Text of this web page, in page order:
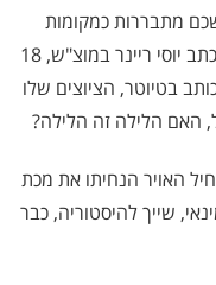
מתבררות כמקומות
הבטוחים ביותר בפני מתקפה איראנית". כתב יוסי ריינר במוצ"ש, 18
אינו סתם כותב בטיוטר, הציוצים שלו
האם הלילה זה הלילה?
האויר הנחיתו את מכת
שייך להיסטוריה, כבר